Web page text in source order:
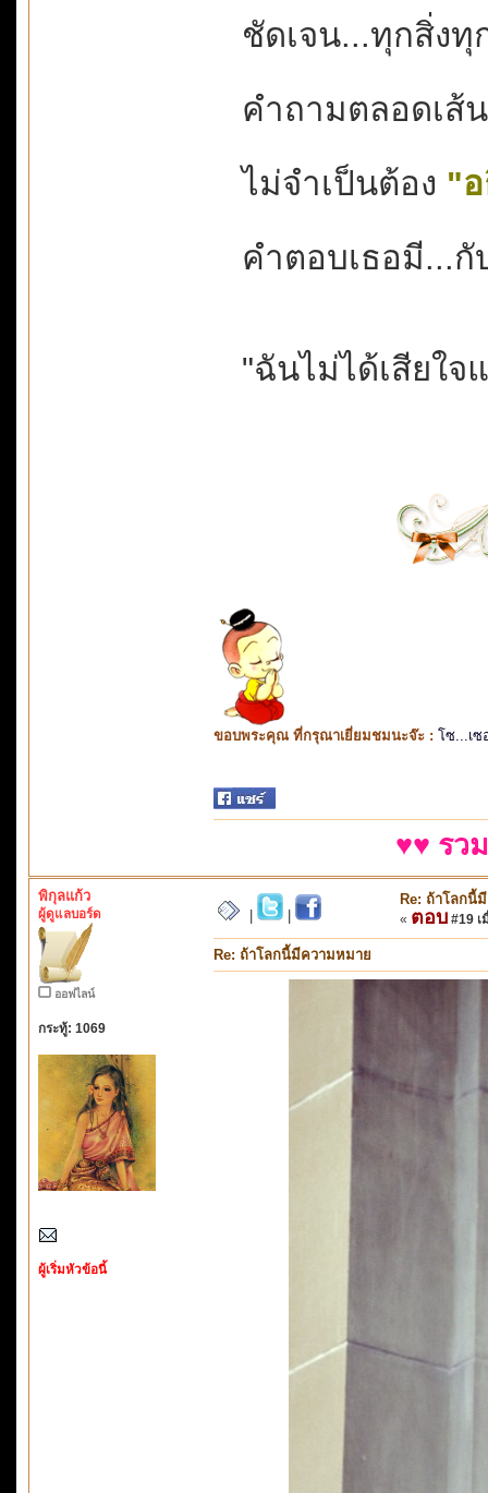
ชัดเจน...ทุกสิ่งทุ
คำถามตลอดเส้
ไม่จำเป็นต้อง "
คำตอบเธอมี...
"ฉันไม่ได้เสียใจ
ขอบพระคุณ ที่กรุณาเยี่ยมชมนะจ๊ะ : โซ...เซ
♥♥ รว
พิกุลแก้ว
ผู้ดูแลบอร์ด
ออฟไลน์
กระทู้: 1069
ผู้เริ่มหัวข้อนี้
Re: ถ้าโลกนี้
« ตอบ #19 เ
Re: ถ้าโลกนี้มีความหมาย